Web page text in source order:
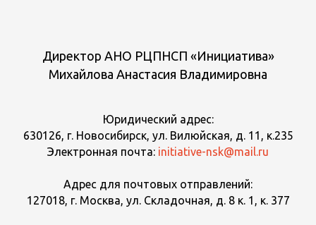
Директор АНО РЦПНСП «Инициатива»
Михайлова Анастасия Владимировна
Юридический адрес:
630126, г. Новосибирск, ул. Вилюйская, д. 11, к.235
Электронная почта: initiative-nsk@mail.ru
Адрес для почтовых отправлений:
127018, г. Москва, ул. Складочная, д. 8 к. 1, к. 377